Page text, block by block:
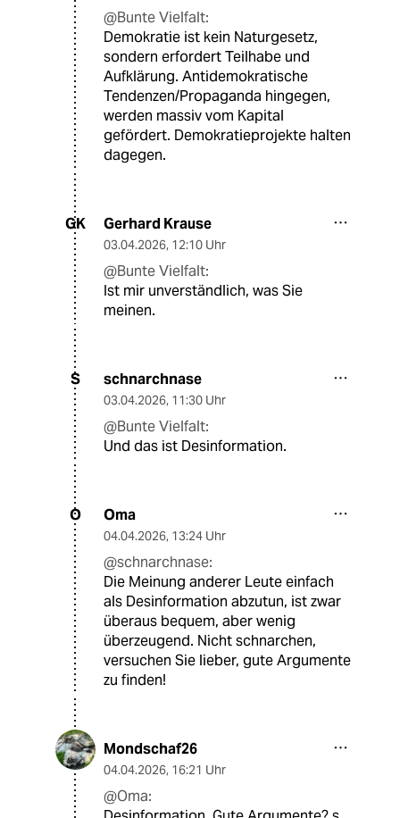
@Bunte Vielfalt:
Demokratie ist kein Naturgesetz,
sondern erfordert Teilhabe und
Aufklärung. Antidemokratische
Tendenzen/Propaganda hingegen,
werden massiv vom Kapital
gefördert. Demokratieprojekte halten
dagegen.
GK Gerhard Krause
03.04.2026, 12:10 Uhr
@Bunte Vielfalt:
Ist mir unverständlich, was Sie
meinen.
S schnarchnase
03.04.2026, 11:30 Uhr
@Bunte Vielfalt:
Und das ist Desinformation.
O Oma
04.04.2026, 13:24 Uhr
@schnarchnase:
Die Meinung anderer Leute einfach
als Desinformation abzutun, ist zwar
überaus bequem, aber wenig
überzeugend. Nicht schnarchen,
versuchen Sie lieber, gute Argumente
zu finden!
Mondschaf26
04.04.2026, 16:21 Uhr
@Oma: